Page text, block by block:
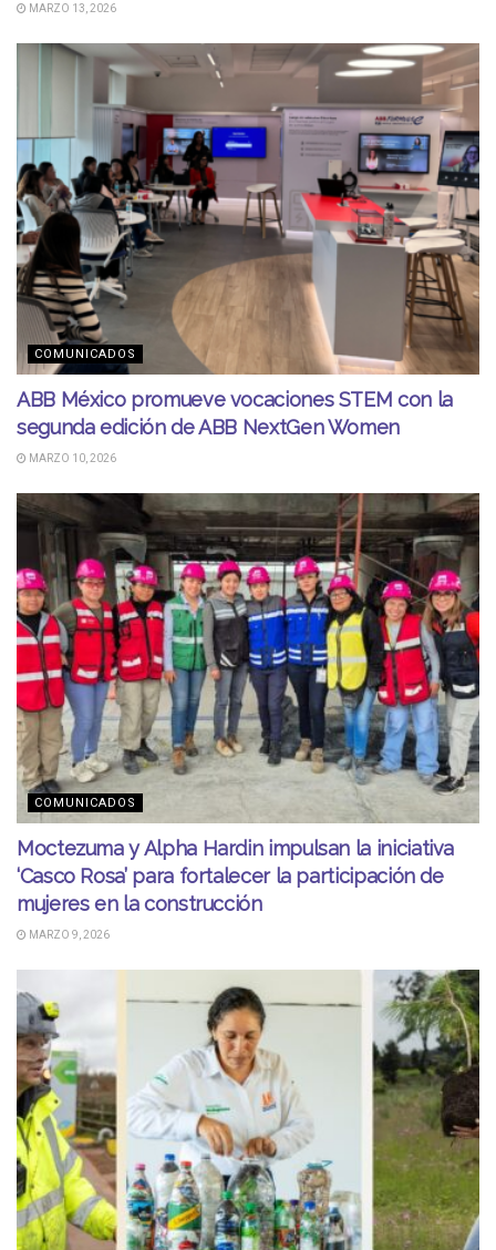
MARZO 13, 2026
COMUNICADOS
ABB México promueve vocaciones STEM con la
segunda edición de ABB NextGen Women
MARZO 10, 2026
COMUNICADOS
Moctezuma y Alpha Hardin impulsan la iniciativa
‘Casco Rosa’ para fortalecer la participación de
mujeres en la construcción
MARZO 9, 2026